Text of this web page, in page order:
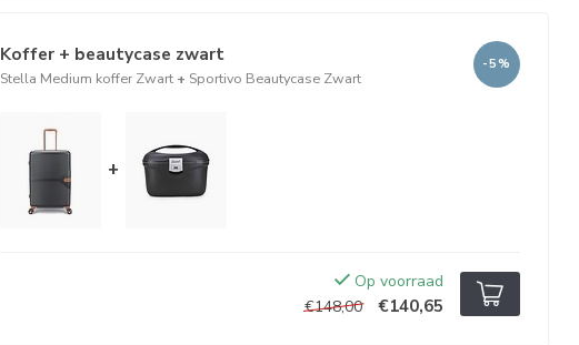
Koffer + beautycase zwart
Stella Medium koffer Zwart + Sportivo Beautycase Zwart
-5%
+
Op voorraad
€148,00
€140,65